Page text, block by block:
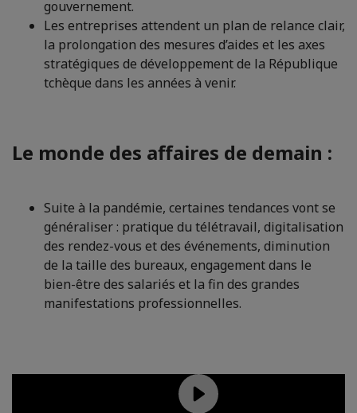
gouvernement.
Les entreprises attendent un plan de relance clair,
la prolongation des mesures d’aides et les axes
stratégiques de développement de la République
tchèque dans les années à venir.
Le monde des affaires de demain :
Suite à la pandémie, certaines tendances vont se
généraliser : pratique du télétravail, digitalisation
des rendez-vous et des événements, diminution
de la taille des bureaux, engagement dans le
bien-être des salariés et la fin des grandes
manifestations professionnelles.